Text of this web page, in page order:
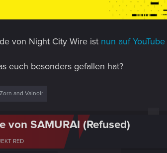
von Night City Wire ist nun auf YouTube
euch besonders gefallen hat?
and Valnoir
von SAMURAI (Refused)
RED